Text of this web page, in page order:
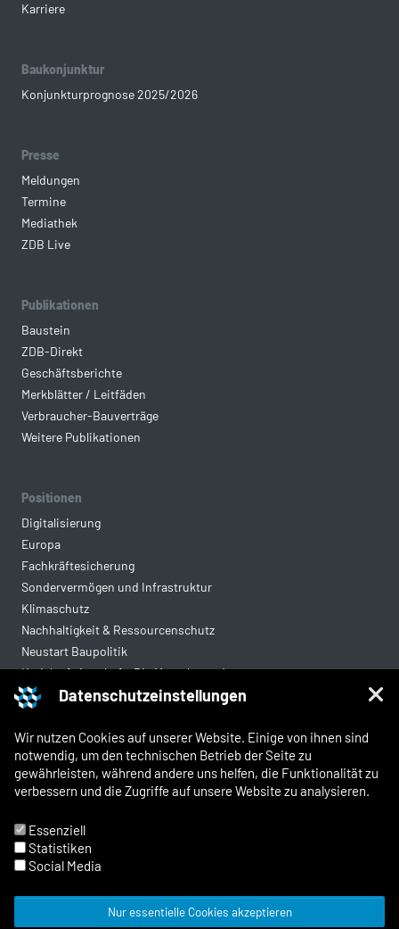
Datenschutzeinstellungen
Wir nutzen Cookies auf unserer Website. Einige von ihnen sind
notwendig, um den technischen Betrieb der Seite zu
gewährleisten, während andere uns helfen, die Funktionalität zu
verbessern und die Zugriffe auf unsere Website zu analysieren.
Essenziell
Statistiken
Social Media
Nur essentielle Cookies akzeptieren
Karriere
Baukonjunktur
Konjunkturprognose 2025/2026
Presse
Meldungen
Termine
Mediathek
ZDB Live
Publikationen
Baustein
ZDB-Direkt
Geschäftsberichte
Merkblätter / Leitfäden
Verbraucher-Bauverträge
Weitere Publikationen
Positionen
Digitalisierung
Europa
Fachkräftesicherung
Sondervermögen und Infrastruktur
Klimaschutz
Nachhaltigkeit & Ressourcenschutz
Neustart Baupolitik
Kreislaufwirtschaft: Die Mantelverordnung
Mittelstandsgerechte Vergabe
Rechtliches
Kontakt
Impressum
Datenschutz
Whistleblowing und Meldewege